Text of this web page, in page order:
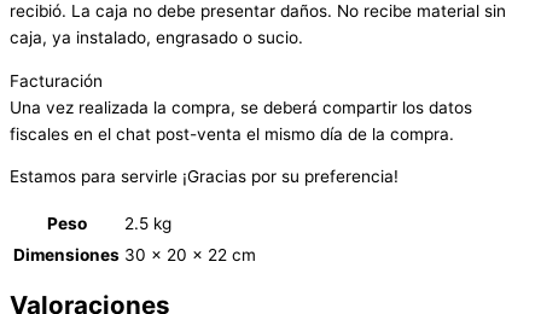
recibió. La caja no debe presentar daños. No recibe material sin
caja, ya instalado, engrasado o sucio.
Facturación
Una vez realizada la compra, se deberá compartir los datos
fiscales en el chat post-venta el mismo día de la compra.
Estamos para servirle ¡Gracias por su preferencia!
Peso
2.5 kg
Dimensiones 30 × 20 × 22 cm
Valoraciones